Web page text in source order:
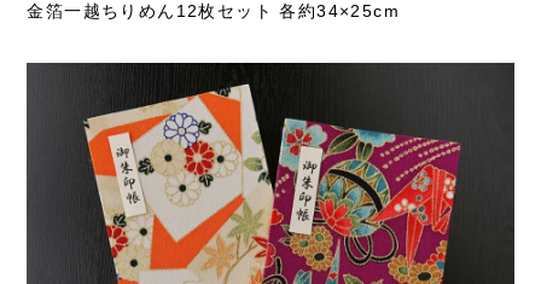
金箔一越ちりめん12枚セット 各約34×25cm